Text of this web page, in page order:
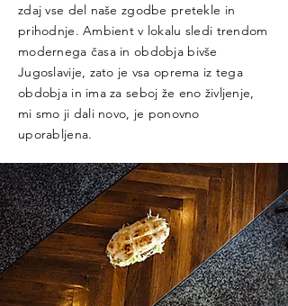
zdaj vse del naše zgodbe pretekle in
prihodnje. Ambient v lokalu sledi trendom
modernega časa in obdobja bivše
Jugoslavije, zato je vsa oprema iz tega
obdobja in ima za seboj že eno življenje,
mi smo ji dali novo, je ponovno
uporabljena.